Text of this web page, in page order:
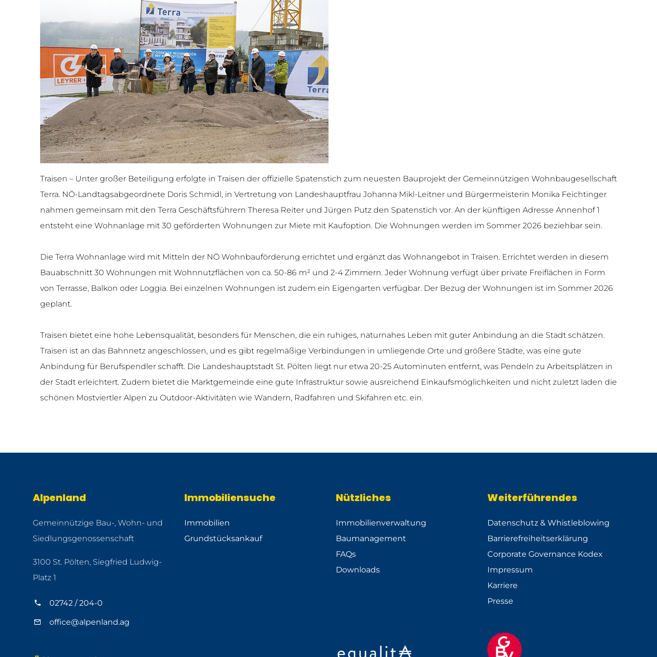
Traisen – Unter großer Beteiligung erfolgte in Traisen der offizielle Spatenstich zum neuesten Bauprojekt der Gemeinnützigen Wohnbaugesellschaft
Terra. NÖ-Landtagsabgeordnete Doris Schmidl, in Vertretung von Landeshauptfrau Johanna Mikl-Leitner und Bürgermeisterin Monika Feichtinger
nahmen gemeinsam mit den Terra Geschäftsführern Theresa Reiter und Jürgen Putz den Spatenstich vor. An der künftigen Adresse Annenhof 1
entsteht eine Wohnanlage mit 30 geförderten Wohnungen zur Miete mit Kaufoption. Die Wohnungen werden im Sommer 2026 beziehbar sein.
Die Terra Wohnanlage wird mit Mitteln der NÖ Wohnbauförderung errichtet und ergänzt das Wohnangebot in Traisen. Errichtet werden in diesem
Bauabschnitt 30 Wohnungen mit Wohnnutzflächen von ca. 50-86 m² und 2-4 Zimmern. Jeder Wohnung verfügt über private Freiflächen in Form
von Terrasse, Balkon oder Loggia. Bei einzelnen Wohnungen ist zudem ein Eigengarten verfügbar. Der Bezug der Wohnungen ist im Sommer 2026
geplant.
Traisen bietet eine hohe Lebensqualität, besonders für Menschen, die ein ruhiges, naturnahes Leben mit guter Anbindung an die Stadt schätzen.
Traisen ist an das Bahnnetz angeschlossen, und es gibt regelmäßige Verbindungen in umliegende Orte und größere Städte, was eine gute
Anbindung für Berufspendler schafft. Die Landeshauptstadt St. Pölten liegt nur etwa 20-25 Autominuten entfernt, was Pendeln zu Arbeitsplätzen in
der Stadt erleichtert. Zudem bietet die Marktgemeinde eine gute Infrastruktur sowie ausreichend Einkaufsmöglichkeiten und nicht zuletzt laden die
schönen Mostviertler Alpen zu Outdoor-Aktivitäten wie Wandern, Radfahren und Skifahren etc. ein.
Alpenland
Gemeinnützige Bau-, Wohn- und
Siedlungsgenossenschaft
3100 St. Pölten, Siegfried Ludwig-
Platz 1
02742 / 204-0
office@alpenland.ag
Immobiliensuche
Immobilien
Grundstücksankauf
Nützliches
Immobilienverwaltung
Baumanagement
FAQs
Downloads
Weiterführendes
Datenschutz & Whistleblowing
Barrierefreiheitserklärung
Corporate Governance Kodex
Impressum
Karriere
Presse